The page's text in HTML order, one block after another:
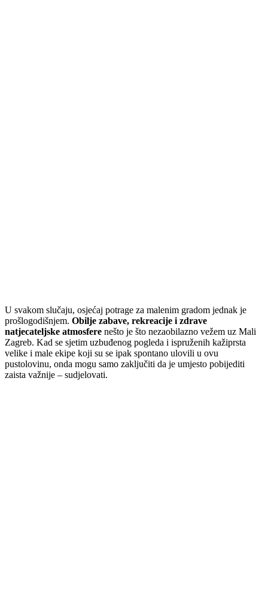
U svakom slučaju, osjećaj potrage za malenim gradom jednak je
prošlogodišnjem. Obilje zabave, rekreacije i zdrave
natjecateljske atmosfere nešto je što nezaobilazno vežem uz Mali
Zagreb. Kad se sjetim uzbuđenog pogleda i ispruženih kažiprsta
velike i male ekipe koji su se ipak spontano ulovili u ovu
pustolovinu, onda mogu samo zaključiti da je umjesto pobijediti
zaista važnije – sudjelovati.